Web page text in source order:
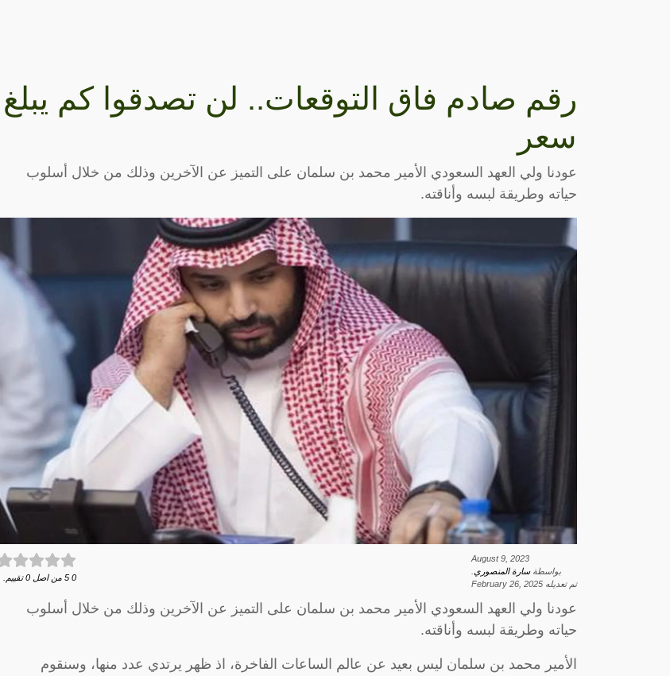
رقم صادم فاق التوقعات.. لن تصدقوا كم يبلغ
سعر
عودنا ولي العهد السعودي الأمير محمد بن سلمان على التميز عن الآخرين وذلك من خلال أسلوب
حياته وطريقة لبسه وأناقته.
August 9, 2023
بواسطةسارة المنصوري
تم تعديله February 26, 2025
0
5 من اصل 0 تقييم.
عودنا ولي العهد السعودي الأمير محمد بن سلمان على التميز عن الآخرين وذلك من خلال أسلوب
حياته وطريقة لبسه وأناقته.
الأمير محمد بن سلمان ليس بعيد عن عالم الساعات الفاخرة، اذ ظهر يرتدي عدد منها، وسنقوم